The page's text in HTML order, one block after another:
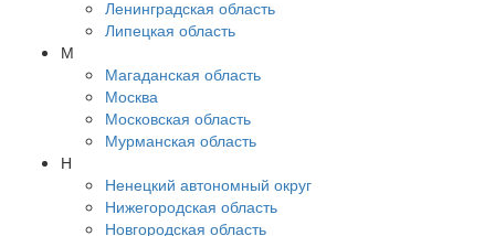
Ленинградская область
Липецкая область
М
Магаданская область
Москва
Московская область
Мурманская область
Н
Ненецкий автономный округ
Нижегородская область
Новгородская область